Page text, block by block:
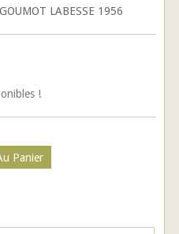
LABESSE 1956
!